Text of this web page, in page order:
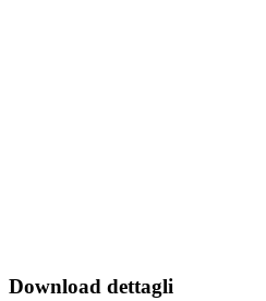
Download dettagli